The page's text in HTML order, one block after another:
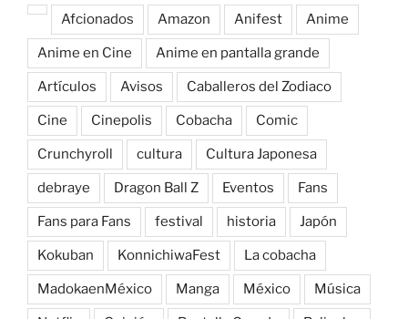
Afcionados Amazon Anifest Anime
Anime en Cine Anime en pantalla grande
Artículos Avisos Caballeros del Zodiaco
Cine Cinepolis Cobacha Comic
Crunchyroll cultura Cultura Japonesa
debraye Dragon Ball Z Eventos Fans
Fans para Fans festival historia Japón
Kokuban KonnichiwaFest La cobacha
MadokaenMéxico Manga México Música